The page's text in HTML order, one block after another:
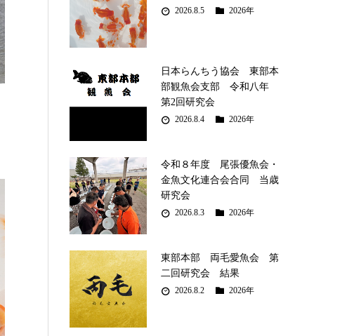
2026.8.5 2026年
日本らんちう協会 東部本
部観魚会支部 令和八年
第2回研究会
2026.8.4 2026年
令和８年度 尾張優魚会・
金魚文化連合会合同 当歳
研究会
2026.8.3 2026年
東部本部 両毛愛魚会 第
二回研究会 結果
2026.8.2 2026年